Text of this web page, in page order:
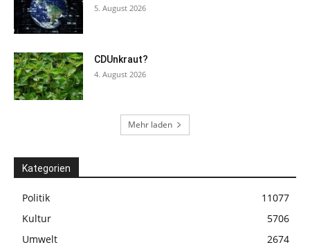
5. August 2026
CDUnkraut?
4. August 2026
Mehr laden
Kategorien
Politik
11077
Kultur
5706
Umwelt
2674